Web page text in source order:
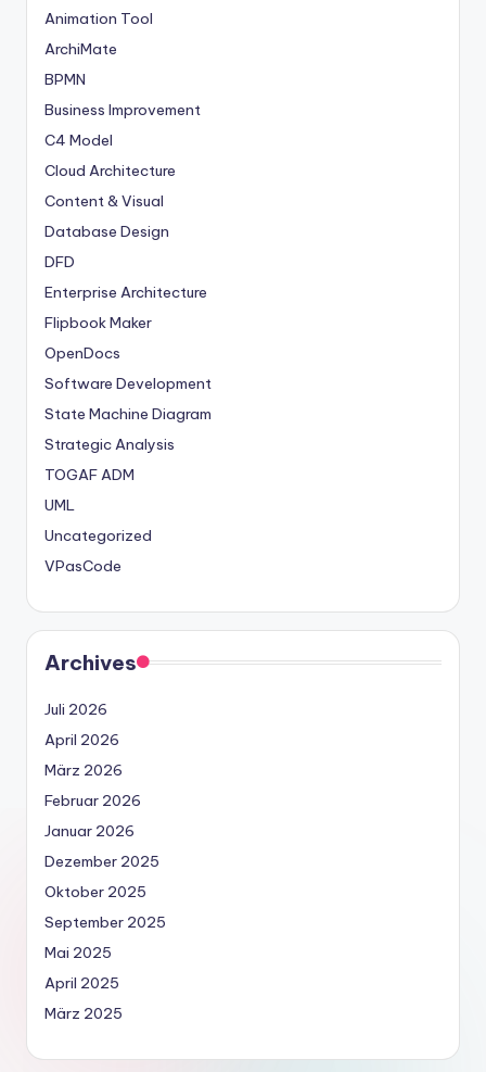
Animation Tool
ArchiMate
BPMN
Business Improvement
C4 Model
Cloud Architecture
Content & Visual
Database Design
DFD
Enterprise Architecture
Flipbook Maker
OpenDocs
Software Development
State Machine Diagram
Strategic Analysis
TOGAF ADM
UML
Uncategorized
VPasCode
Archives
Juli 2026
April 2026
März 2026
Februar 2026
Januar 2026
Dezember 2025
Oktober 2025
September 2025
Mai 2025
April 2025
März 2025